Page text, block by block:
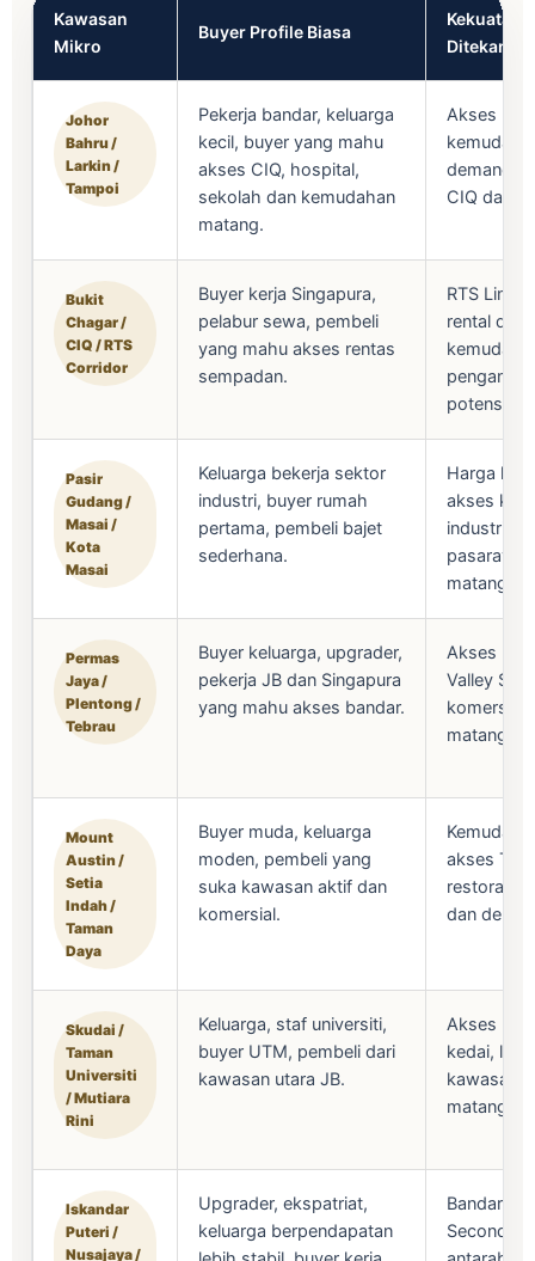
Kawasan
Mikro
Buyer Profile Biasa
Kekuatan
Johor
Bahru /
Larkin /
Tampoi
Pekerja bandar, keluarga
kecil, buyer yang mahu
akses CIQ, hospital,
sekolah dan kemudahan
matang.
Akses
demand
CIQ dan
Bukit
Chagar /
CIQ / RTS
Corridor
Buyer kerja Singapura,
pelabur sewa, pembeli
yang mahu akses rentas
sempadan.
RTS Link,
rental
potensi
Pasir
Gudang /
Masai /
Kota
Masai
Keluarga bekerja sektor
industri, buyer rumah
pertama, pembeli bajet
sederhana.
Harga
akses ke
industri,
pasaraya
matang.
Permas
Jaya /
Plentong /
Tebrau
Buyer keluarga, upgrader,
pekerja JB dan Singapura
yang mahu akses bandar.
Akses
Valley
komersial,
matang.
Mount
Austin /
Setia
Indah /
Taman
Daya
Buyer muda, keluarga
moden, pembeli yang
suka kawasan aktif dan
komersial.
akses
restoran,
dan
Skudai /
Taman
Universiti
/ Mutiara
Rini
Keluarga, staf universiti,
buyer UTM, pembeli dari
kawasan utara JB.
Akses
kedai,
kawasan
matang.
Iskandar
Puteri /
Nusajaya /
Upgrader, ekspatriat,
keluarga berpendapatan
Bandar
Second